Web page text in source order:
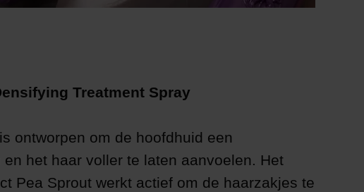
Treatment Spray
ontworpen om de hoofdhuid een
het haar voller te laten aanvoelen. Het
Pea Sprout werkt actief om de haarzakjes te